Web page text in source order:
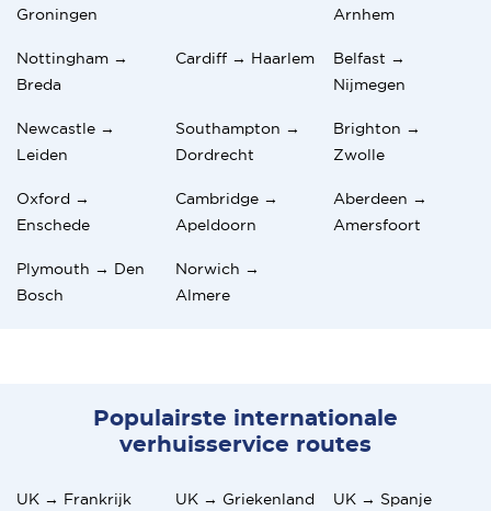
Groningen
Arnhem
Nottingham →
Breda
Cardiff → Haarlem
Belfast →
Nijmegen
Newcastle →
Leiden
Southampton →
Dordrecht
Brighton →
Zwolle
Oxford →
Enschede
Cambridge →
Apeldoorn
Aberdeen →
Amersfoort
Plymouth → Den
Bosch
Norwich →
Almere
Populairste internationale
verhuisservice routes
UK → Frankrijk UK → Griekenland UK → Spanje